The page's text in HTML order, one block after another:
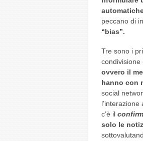
peccano di
“bias”.
Tre sono i
condivisione
ovvero il
hanno con
social
c’è il
solo le